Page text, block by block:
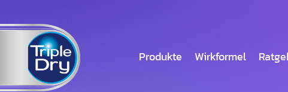
Produkte Wirkformel